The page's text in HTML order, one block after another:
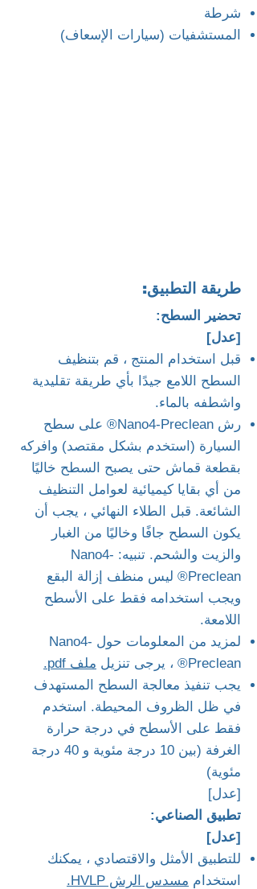
شرطة
المستشفيات (سيارات الإسعاف)
طريقة التطبيق:
تحضير السطح:
[عدل]
قبل استخدام المنتج ، قم بتنظيف
السطح اللامع جيدًا بأي طريقة تقليدية
واشطفه بالماء.
رش Nano4-Preclean® على سطح
السيارة (استخدم بشكل مقتصد) وافركه
بقطعة قماش حتى يصبح السطح خاليًا
من أي بقايا كيميائية لعوامل التنظيف
الشائعة. قبل الطلاء النهائي ، يجب أن
يكون السطح جافًا وخاليًا من الغبار
والزيت والشحم. تنبيه: Nano4-
Preclean® ليس منظف إزالة البقع
ويجب استخدامه فقط على الأسطح
اللامعة.
لمزيد من المعلومات حول Nano4-
Preclean® ، يرجى تنزيل
ملف pdf.
يجب تنفيذ معالجة السطح المستهدف
في ظل الظروف المحيطة. استخدم
فقط على الأسطح في درجة حرارة
الغرفة (بين 10 درجة مئوية و 40 درجة
مئوية)
[عدل]
تطبيق الصناعي:
[عدل]
للتطبيق الأمثل والاقتصادي ، يمكنك
استخدام مسدس الرش HVLP.